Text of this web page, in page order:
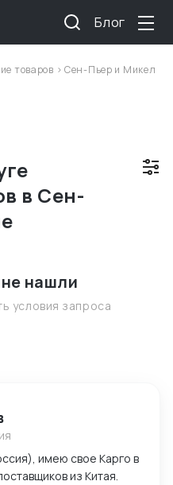
Блог
товаров >Сен-Пьер и Микел
в Сен-
нашли
условия запроса
имею свое Карго в
из Китая.